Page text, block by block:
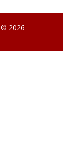
© 2026